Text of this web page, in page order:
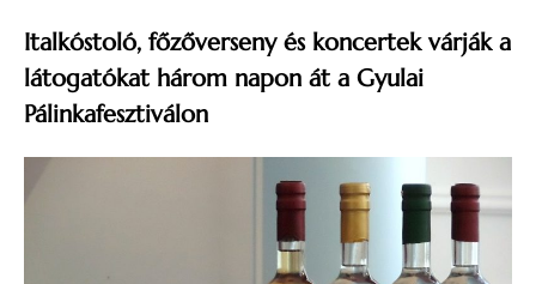
Italkóstoló, főzőverseny és koncertek várják a
látogatókat három napon át a Gyulai
Pálinkafesztiválon